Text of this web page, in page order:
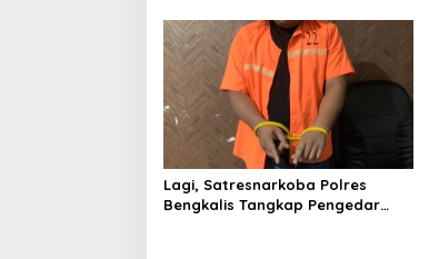
Negeri Junjungan.
Lagi, Satresnarkoba Polres
Bengkalis Tangkap Pengedar